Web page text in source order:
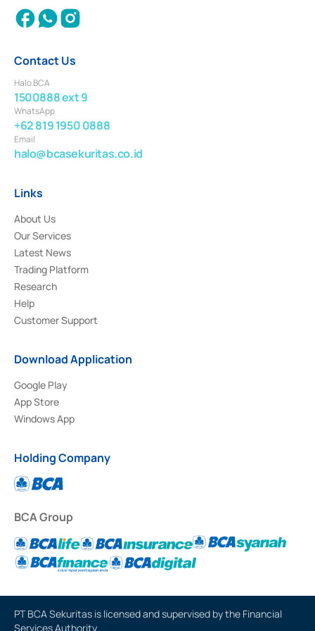
Contact Us
Halo BCA
1500888 ext 9
WhatsApp
+62 819 1950 0888
Email
halo@bcasekuritas.co.id
Links
About Us
Our Services
Latest News
Trading Platform
Research
Help
Customer Support
Download Application
Google Play
App Store
Windows App
Holding Company
BCA Group
PT BCA Sekuritas is licensed and supervised by the Financial
Services Authority